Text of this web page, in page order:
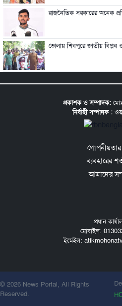
রাজনৈতিক সরকারের অনেক
ভোলায় শিবপুরে জাতীয়
প্রকাশক ও সম্পাদক:
নির্বাহী সম্পাদক :
গোপনীয়তার
ব্যবহারের
আমাদের
প্রধান
মোবাইল:
ইমেইল:
© 2026 News Portal, All Rights
Reserved.